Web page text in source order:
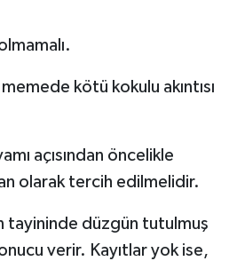
kötü kokulu akıntısı
açısından öncelikle
olarak tercih edilmelidir.
tayininde düzgün tutulmuş
verir. Kayıtlar yok ise,